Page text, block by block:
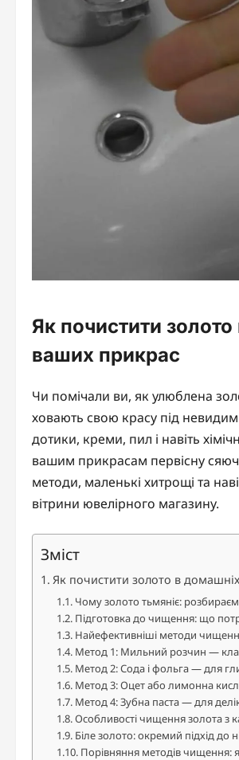
Як почистити
ваших прикрас
Чи помічали ви, як улюблена
ховають свою красу під
дотики, креми, пил і навіть
вашим прикрасам первісну
методи, маленькі хитрощі та
вітрини ювелірного магазину.
Зміст
Як почистити золото в
Чому золото тьмяніє:
Підготовка до чищення: що
Найефективніші методи
Метод 1: Мильний розчин —
Метод 2: Сода і фольга — для
Метод 3: Оцет або лимонна
Метод 4: Зубна паста — для
Особливості чищення золота з
Біле золото: окремий підхід до
Порівняння методів чищення: